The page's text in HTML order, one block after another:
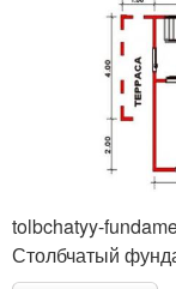
tolbchatyy-
Столбчатый